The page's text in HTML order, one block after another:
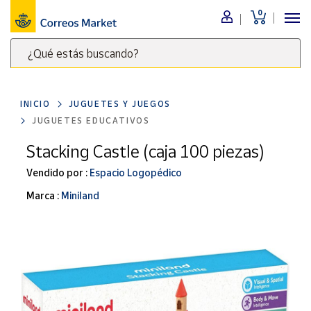
0
¿Qué estás buscando?
clave
para
buscar
productos
Correos
Menú
Nuestro
catálogo
Alimentación
Ocio y cultura
Juguetes y
juegos
Tienda de
Correos
INICIO
JUGUETES Y JUEGOS
JUGUETES EDUCATIVOS
Stacking Castle (caja 100 piezas)
Vendido por : Espacio Logopédico
Marca : Miniland